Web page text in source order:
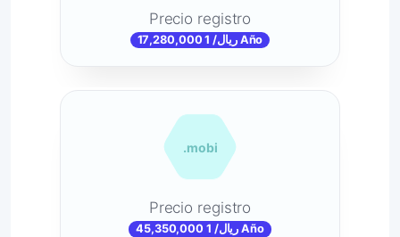
Precio registro
17,280,000 ریال/ 1 Año
.mobi
Precio registro
45,350,000 ریال/ 1 Año